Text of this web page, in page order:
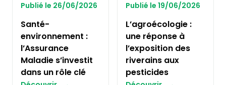
Publié le 26/06/2026
Santé-
environnement :
l’Assurance
Maladie s’investit
dans un rôle clé
Publié le 19/06/2026
L’agroécologie :
une réponse à
l’exposition des
riverains aux
pesticides